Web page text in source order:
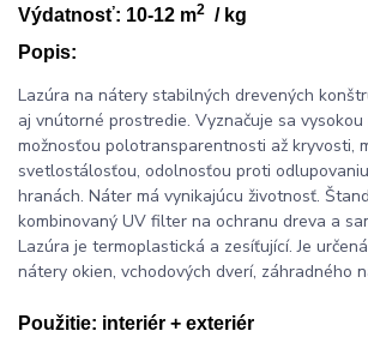
Výdatnosť: 10-12 m2 / kg
Popis:
Lazúra na nátery stabilných drevených
aj vnútorné prostredie. Vyznačuje sa
možnosťou polotransparentnosti až kryvosti,
svetlostálosťou, odolnosťou proti
hranách. Náter má vynikajúcu životnosť.
kombinovaný UV filter na ochranu dreva a
Lazúra je termoplastická a zesíťující. Je
nátery okien, vchodových dverí, záhradného
Použitie: interiér + exteriér